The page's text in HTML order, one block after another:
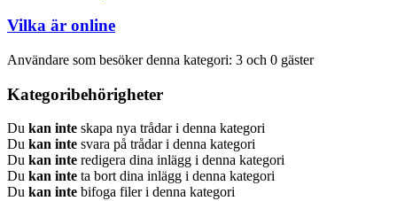
Vilka är online
Användare som besöker denna kategori: 3 och 0 gäster
Kategoribehörigheter
Du kan inte skapa nya trådar i denna kategori
Du kan inte svara på trådar i denna kategori
Du kan inte redigera dina inlägg i denna kategori
Du kan inte ta bort dina inlägg i denna kategori
Du kan inte bifoga filer i denna kategori